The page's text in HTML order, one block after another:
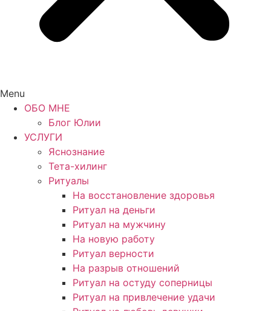
Menu
ОБО МНЕ
Блог Юлии
УСЛУГИ
Яснознание
Тета-хилинг
Ритуалы
На восстановление здоровья
Ритуал на деньги
Ритуал на мужчину
На новую работу
Ритуал верности
На разрыв отношений
Ритуал на остуду соперницы
Ритуал на привлечение удачи